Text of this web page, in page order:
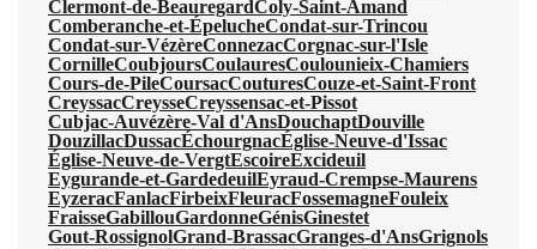
Clermont-de-BeauregardColy-Saint-Amand
Comberanche-et-ÉpelucheCondat-sur-Trincou
Condat-sur-VézèreConnezacCorgnac-sur-l'Isle
CornilleCoubjoursCoulauresCoulounieix-Chamiers
Cours-de-PileCoursacCouturesCouze-et-Saint-Front
CreyssacCreysseCreyssensac-et-Pissot
Cubjac-Auvézère-Val d'AnsDouchaptDouville
DouzillacDussacÉchourgnacÉglise-Neuve-d'Issac
Église-Neuve-de-VergtEscoireExcideuil
Eygurande-et-GardedeuilEyraud-Crempse-Maurens
EyzeracFanlacFirbeixFleuracFossemagneFouleix
FraisseGabillouGardonneGénisGinestet
Gout-RossignolGrand-BrassacGranges-d'AnsGrignols